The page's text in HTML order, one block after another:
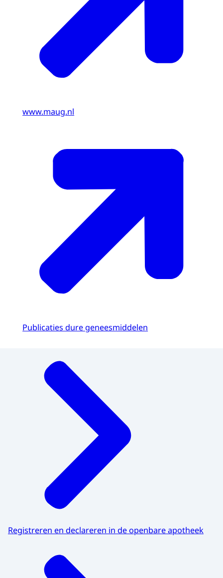
www.maug.nl
Publicaties dure geneesmiddelen
Registreren en declareren in de openbare apotheek